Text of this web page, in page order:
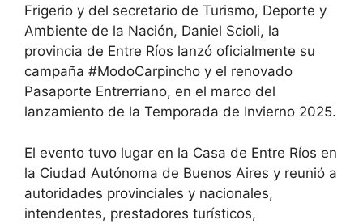
Frigerio y del secretario de Turismo, Deporte y
Ambiente de la Nación, Daniel Scioli, la
provincia de Entre Ríos lanzó oficialmente su
campaña #ModoCarpincho y el renovado
Pasaporte Entrerriano, en el marco del
lanzamiento de la Temporada de Invierno 2025.
El evento tuvo lugar en la Casa de Entre Ríos en
la Ciudad Autónoma de Buenos Aires y reunió a
autoridades provinciales y nacionales,
intendentes, prestadores turísticos,